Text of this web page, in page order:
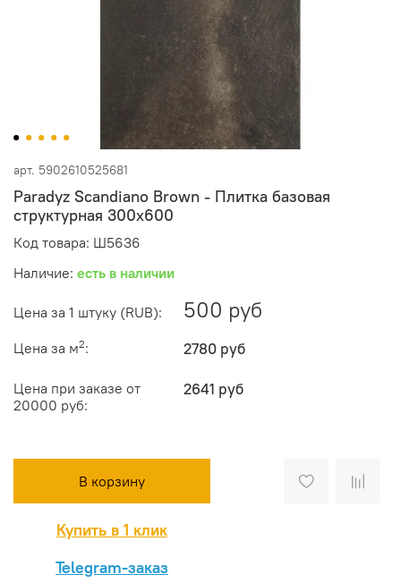
арт. 5902610525681
Paradyz Scandiano Brown - Плитка базовая
структурная 300x600
Код товара: Ш5636
Наличие: есть в наличии
Цена за 1 штуку (RUB): 500 руб
Цена за м2: 2780 руб
Цена при заказе от
20000 руб:
2641 руб
В корзину
Купить в 1 клик
Telegram-заказ